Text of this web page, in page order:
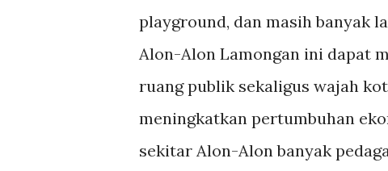
playground, dan masih banyak
Alon-Alon Lamongan ini dapat
ruang publik sekaligus wajah
meningkatkan pertumbuhan
sekitar Alon-Alon banyak